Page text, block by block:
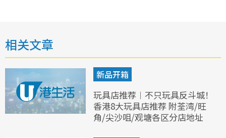
相关文章
新品开箱
玩具店推荐︱不只玩具反斗城！
香港8大玩具店推荐 附荃湾/旺
角/尖沙咀/观塘各区分店地址